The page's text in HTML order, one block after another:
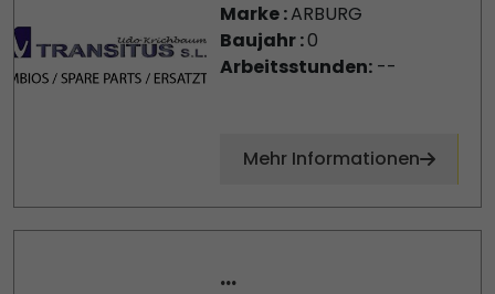
Marke :ARBURG
Baujahr :0
Arbeitsstunden:--
Mehr Informationen
...